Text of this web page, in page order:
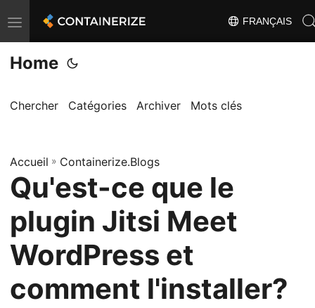
T
o
g
l
a
v
i
g
a
t
i
o
FRANÇAIS
Home
Chercher Catégories Archiver Mots clés
Accueil » Containerize.Blogs
Qu'est-ce que le
plugin Jitsi Meet
WordPress et
comment l'installer?